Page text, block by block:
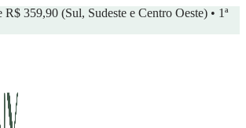
R$ 359,90 (Sul, Sudeste e Centro Oeste) • 1ª